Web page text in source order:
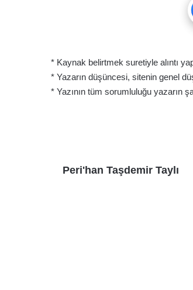
* Kaynak belirtmek suretiyle alıntı
* Yazarın düşüncesi, sitenin genel
* Yazının tüm sorumluluğu yazarın
Peri'han Taşdemir Taylı